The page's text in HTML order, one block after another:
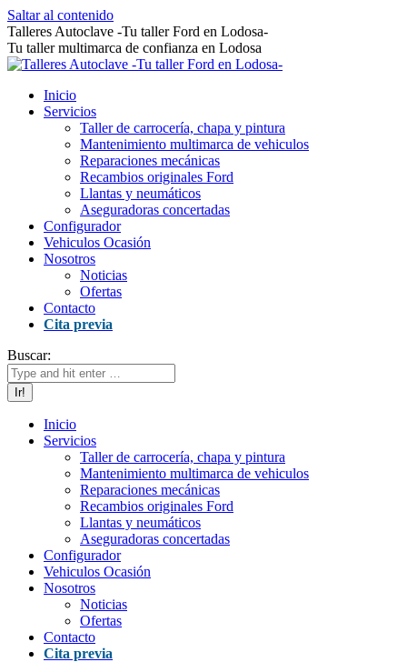
Saltar al contenido
Talleres Autoclave -Tu taller Ford en Lodosa-
Tu taller multimarca de confianza en Lodosa
Inicio
Servicios
Taller de carrocería, chapa y pintura
Mantenimiento multimarca de vehiculos
Reparaciones mecánicas
Recambios originales Ford
Llantas y neumáticos
Aseguradoras concertadas
Configurador
Vehiculos Ocasión
Nosotros
Noticias
Ofertas
Contacto
Cita previa
Buscar:
Inicio
Servicios
Taller de carrocería, chapa y pintura
Mantenimiento multimarca de vehiculos
Reparaciones mecánicas
Recambios originales Ford
Llantas y neumáticos
Aseguradoras concertadas
Configurador
Vehiculos Ocasión
Nosotros
Noticias
Ofertas
Contacto
Cita previa